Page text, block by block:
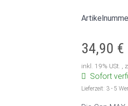
34,90 €
inkl. 19% USt. ,
Sofort
Lieferzeit: 3 - 5